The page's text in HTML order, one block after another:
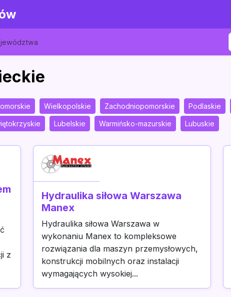
Wielkopolskie Zachodniopomorskie Podlaskie
Lubelskie Warmińsko-mazurskie Lubuskie
z
Hydraulika siłowa Warszawa
Manex
Hydraulika siłowa Warszawa w
wykonaniu Manex to kompleksowe
rozwiązania dla maszyn przemysłowych,
konstrukcji mobilnych oraz instalacji
wymagających wysokiej...